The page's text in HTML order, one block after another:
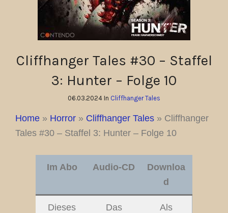
Cliffhanger Tales #30 – Staffel
3: Hunter – Folge 10
06.03.2024 In Cliffhanger Tales
Home » Horror » Cliffhanger Tales » Cliffhanger
Tales #30 – Staffel 3: Hunter – Folge 10
Im Abo Audio-CD
Downloa
d
Dieses
Das
Als